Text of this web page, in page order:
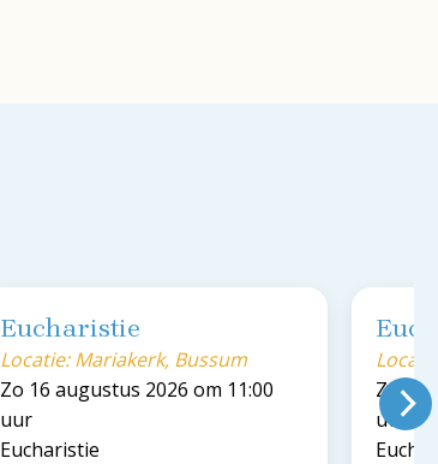
Eucharistie
Locatie: Mariakerk, Bussum
Zo 16 augustus 2026 om 11:00
uur
Eucharistie
Zo 23
uur